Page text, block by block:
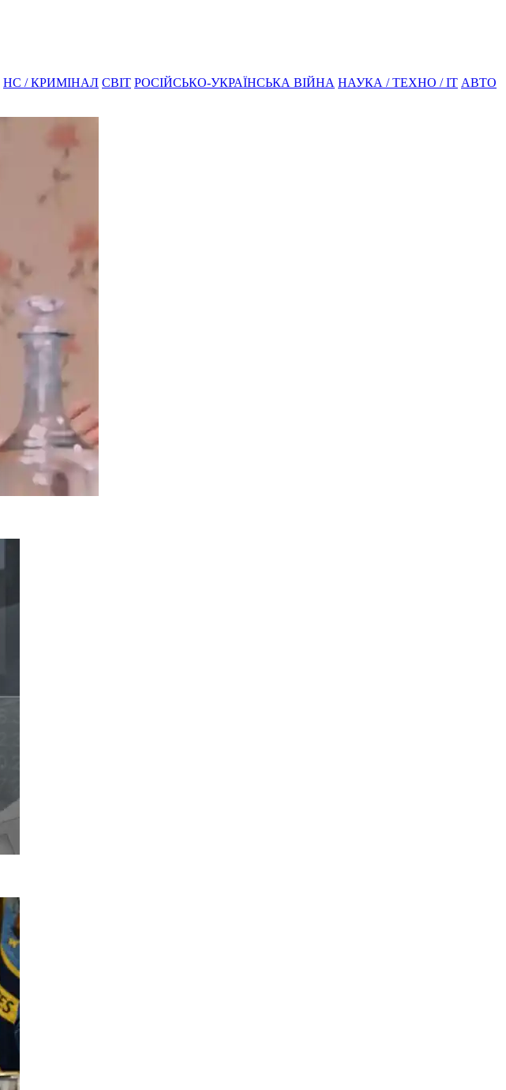
НС / КРИМІНАЛ СВІТ РОСІЙСЬКО-УКРАЇНСЬКА ВІЙНА НАУКА / ТЕХНО / IT АВТО